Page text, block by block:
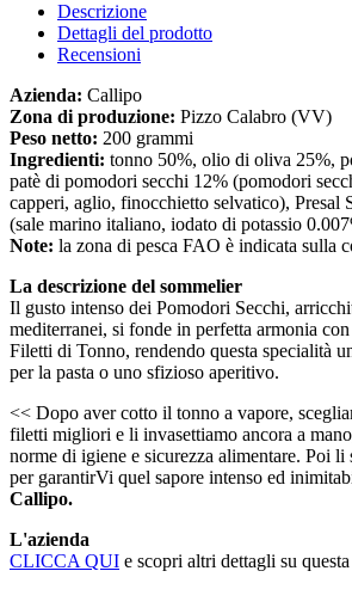
Descrizione
Dettagli del prodotto
Recensioni
Azienda: Callipo
Zona di produzione: Pizzo Calabro (VV)
Peso netto: 200 grammi
Ingredienti: tonno 50%, olio di oliva 25%,
patè di pomodori secchi 12% (pomodori
capperi, aglio, finocchietto selvatico), Presal
(sale marino italiano, iodato di potassio
Note: la zona di pesca FAO è indicata sulla
La descrizione del sommelier
Il gusto intenso dei Pomodori Secchi,
mediterranei, si fonde in perfetta armonia
Filetti di Tonno, rendendo questa specialità
per la pasta o uno sfizioso aperitivo.
<< Dopo aver cotto il tonno a vapore,
filetti migliori e li invasettiamo ancora a
norme di igiene e sicurezza alimentare. Poi li
per garantirVi quel sapore intenso ed
Callipo.
L'azienda
CLICCA QUI e scopri altri dettagli su